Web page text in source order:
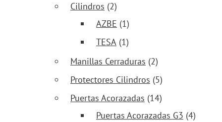
Cilindros (2)
AZBE (1)
TESA (1)
Manillas Cerraduras (2)
Protectores Cilindros (5)
Puertas Acorazadas (14)
Puertas Acorazadas G3 (4)